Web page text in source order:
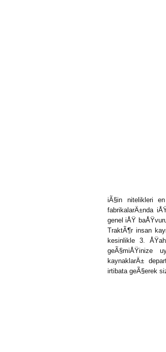
iÃ§in nitelikleri
fabrikalarÄ±nda
genel iÅŸ
TraktÃ¶r insan
kesinlikle 3.
geÃ§miÅŸinize
kaynaklarÄ±
irtibata geÃ§erek